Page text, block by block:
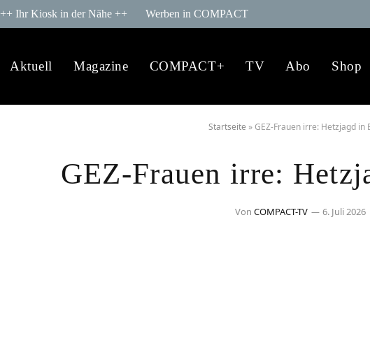
++ Ihr Kiosk in der Nähe ++ Werben in COMPACT
Aktuell Magazine COMPACT+ TV Abo Shop
Startseite »GEZ-Frauen irre: Hetzjagd in
GEZ-Frauen irre:
Von COMPACT-TV 6. Juli 2026